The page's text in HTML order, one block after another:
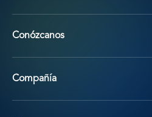
Conózcanos
Compañía